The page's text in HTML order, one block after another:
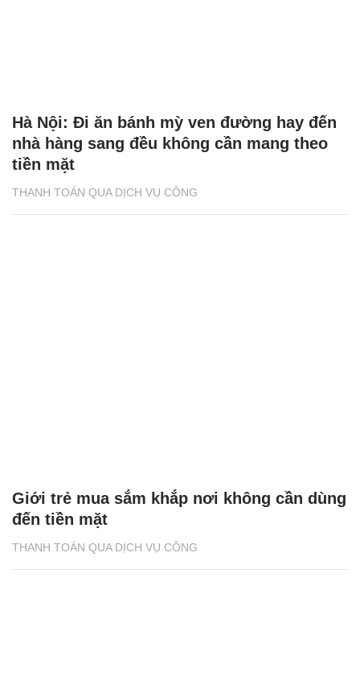
THANH TOÁN QUA DỊCH VỤ CÔNG
Hà Nội: Đi ăn bánh mỳ ven đường hay đến
nhà hàng sang đều không cần mang theo
tiền mặt
THANH TOÁN QUA DỊCH VỤ CÔNG
Giới trẻ mua sắm khắp nơi không cần dùng
đến tiền mặt